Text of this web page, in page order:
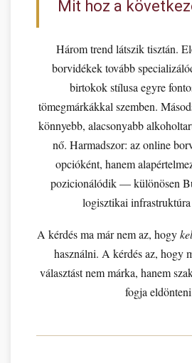
Mit hoz a
Három trend látszik tisztán.
borvidékek tovább
birtokok stílusa egyre
tömegmárkákkal szemben.
könnyebb, alacsonyabb
nő. Harmadszor: az online
opcióként, hanem
pozicionálódik — különösen
logisztikai infrastruktúra
A kérdés ma már nem az, hogy
használni. A kérdés az, hogy
választást nem márka, hanem
fogja